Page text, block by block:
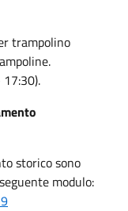
trampolino
storico sono
modulo: